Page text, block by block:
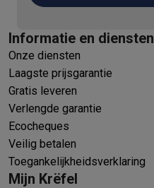
Informatie en diensten
Onze diensten
Laagste prijsgarantie
Gratis leveren
Verlengde garantie
Ecocheques
Veilig betalen
Toegankelijkheidsverklaring
Mijn Krëfel